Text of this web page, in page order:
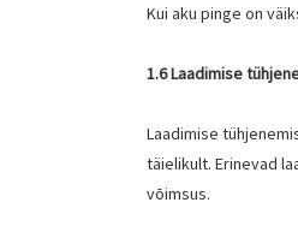
Kui aku pinge on
1.6 Laadimise
Laadimise
täielikult. Erinevad
võimsus.